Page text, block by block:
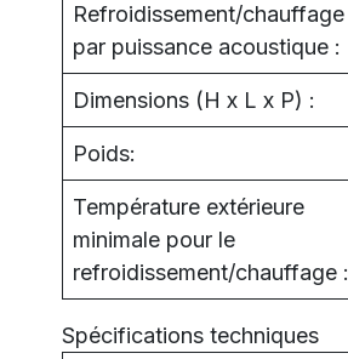
Refroidissement/chauffage
par puissance acoustique :
Dimensions (H x L x P) :
Poids:
Température extérieure
minimale pour le
refroidissement/chauffage :
Spécifications techniques